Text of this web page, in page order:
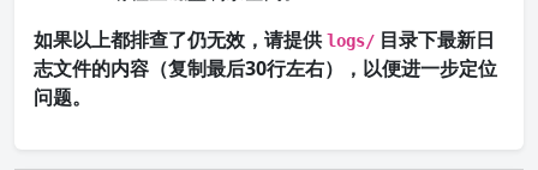
如果以上都排查了仍无效，请提供 logs/ 目录下最新日
志文件的内容（复制最后30行左右），以便进一步定位
问题。